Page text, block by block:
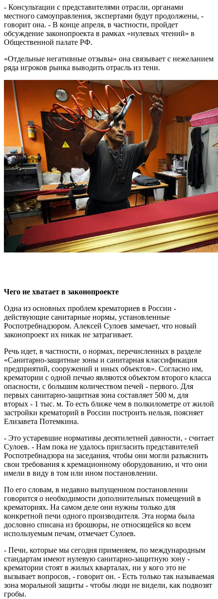
- Консультации с представителями отрасли, органами
местного самоуправления, экспертами будут продолжены, -
говорит она. - В конце апреля, в частности, пройдет
обсуждение законопроекта в рамках «нулевых чтений» в
Общественной палате РФ.
«Отдельные негативные отзывы» она связывает с нежеланием
ряда игроков рынка выводить отрасль из тени.
Чего не хватает в законопроекте
Одна из основных проблем крематориев в России -
действующие санитарные нормы, установленные
Роспотребнадзором. Алексей Сулоев замечает, что новый
законопроект их никак не затрагивает.
Речь идет, в частности, о нормах, перечисленных в разделе
«Санитарно-защитные зоны и санитарная классификация
предприятий, сооружений и иных объектов». Согласно им,
крематории с одной печью являются объектом второго класса
опасности, с большим количеством печей - первого. Для
первых санитарно-защитная зона составляет 500 м, для
вторых - 1 тыс. м. То есть ближе чем в полкилометре от жилой
застройки крематорий в России построить нельзя, поясняет
Елизавета Потемкина.
- Это устаревшие нормативы десятилетней давности, - считает
Сулоев. - Нам пока не удалось пригласить представителей
Роспотребнадзора на заседания, чтобы они могли разъяснить
свои требования к кремационному оборудованию, и что они
имели в виду в том или ином постановлении.
По его словам, в недавно выпущенном постановлении
говорится о необходимости дополнительных помещений в
крематориях. На самом деле они нужны только для
конкретной печи одного производителя. Эта норма была
дословно списана из брошюры, не относящейся ко всем
используемым печам, отмечает Сулоев.
- Печи, которые мы сегодня применяем, по международным
стандартам имеют нулевую санитарно-защитную зону -
крематории стоят в жилых кварталах, ни у кого это не
вызывает вопросов, - говорит он. - Есть только так называемая
зона моральной защиты - чтобы люди не видели, как подвозят
гробы.